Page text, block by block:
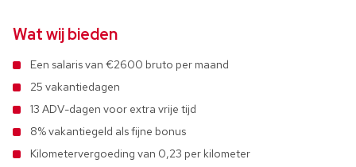
Wat wij bieden
Een salaris van €2600 bruto per maand
25 vakantiedagen
13 ADV-dagen voor extra vrije tijd
8% vakantiegeld als fijne bonus
Kilometervergoeding van 0,23 per kilometer